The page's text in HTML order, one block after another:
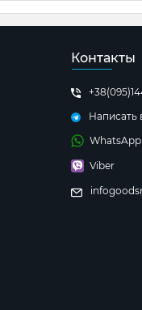
Контакты
Написать
WhatsApp
Viber